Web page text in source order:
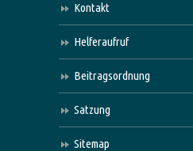
Kontakt
Helferaufruf
Beitragsordnung
Satzung
Sitemap